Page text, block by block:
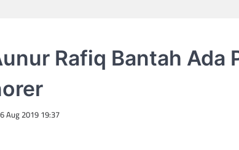
Rafiq Bantah Ada
Aug 2019 19:37